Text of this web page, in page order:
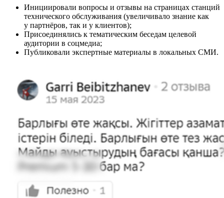
Инициировали вопросы и отзывы на страницах станций
технического обслуживания (увеличивало знание как
у партнёров, так и у клиентов);
Присоединялись к тематическим беседам целевой
аудитории в соцмедиа;
Публиковали экспертные материалы в локальных СМИ.